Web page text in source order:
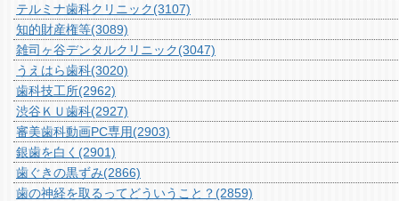
テルミナ歯科クリニック(3107)
知的財産権等(3089)
雑司ヶ谷デンタルクリニック(3047)
うえはら歯科(3020)
歯科技工所(2962)
渋谷ＫＵ歯科(2927)
審美歯科動画PC専用(2903)
銀歯を白く (2901)
歯ぐきの黒ずみ(2866)
歯の神経を取るってどういうこと？ (2859)